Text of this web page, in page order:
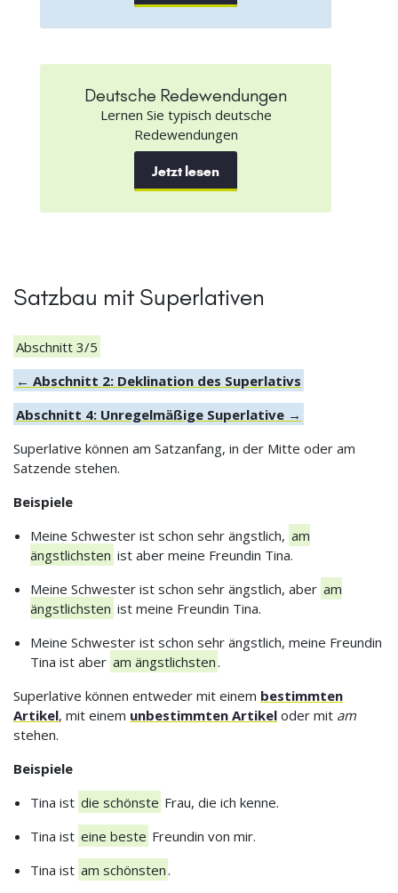
Deutsche Redewendungen
Lernen Sie typisch deutsche
Redewendungen
Jetzt lesen
Satzbau mit Superlativen
Abschnitt 3/5
← Abschnitt 2: Deklination des Superlativs
Abschnitt 4: Unregelmäßige Superlative →
Superlative können am Satzanfang, in der Mitte oder am
Satzende stehen.
Beispiele
Meine Schwester ist schon sehr ängstlich, am
ängstlichsten ist aber meine Freundin Tina.
Meine Schwester ist schon sehr ängstlich, aber am
ängstlichsten ist meine Freundin Tina.
Meine Schwester ist schon sehr ängstlich, meine Freundin
Tina ist aber am ängstlichsten .
Superlative können entweder mit einem bestimmten
Artikel, mit einem unbestimmten Artikel oder mit am
stehen.
Beispiele
Tina ist die schönste Frau, die ich kenne.
Tina ist eine beste Freundin von mir.
Tina ist am schönsten .